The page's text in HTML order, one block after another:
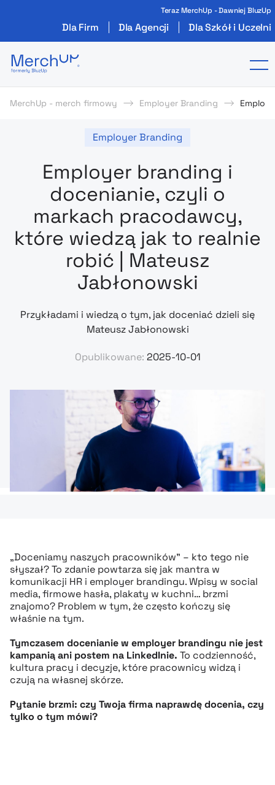
Teraz MerchUp - Dawniej BluzUp
Dla Firm Dla Agencji Dla Szkół i Uczelni
Odzież reklamowa z nadrukiem i gadżety
MerchUp - merch firmowy Employer Branding
Employer Branding
Employer branding i
docenianie, czyli o
markach pracodawcy,
które wiedzą jak to realnie
robić | Mateusz
Jabłonowski
Przykładami i wiedzą o tym, jak doceniać dzieli się
Mateusz Jabłonowski
Opublikowane: 2025-10-01
„Doceniamy naszych pracowników” – kto tego nie
słyszał? To zdanie powtarza się jak mantra w
komunikacji HR i employer brandingu. Wpisy w social
media, firmowe hasła, plakaty w kuchni… brzmi
znajomo? Problem w tym, że często kończy się
właśnie na tym.
Tymczasem docenianie w employer brandingu nie jest
kampanią ani postem na LinkedInie. To codzienność,
kultura pracy i decyzje, które pracownicy widzą i
czują na własnej skórze.
Pytanie brzmi: czy Twoja firma naprawdę docenia, czy
tylko o tym mówi?